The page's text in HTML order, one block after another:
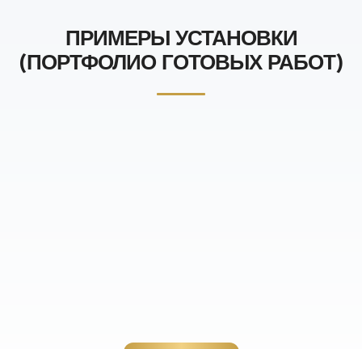
ПРИМЕРЫ УСТАНОВКИ
(ПОРТФОЛИО ГОТОВЫХ РАБОТ)